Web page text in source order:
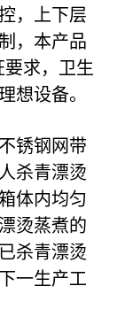
，上下层
，本产品
要求，卫生
想设备。
锈钢网带
杀青漂烫
体内均匀
烫蒸煮的
杀青漂烫
一生产工